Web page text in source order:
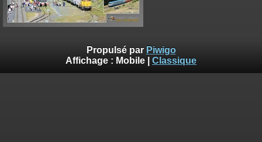
Propulsé par Piwigo
Affichage : Mobile Classique